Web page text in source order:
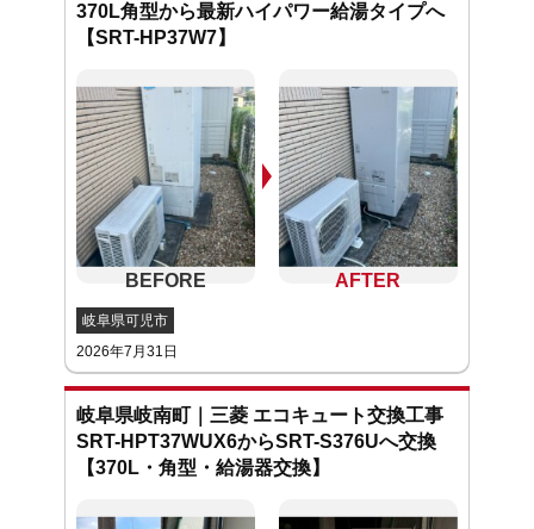
370L角型から最新ハイパワー給湯タイプへ
【SRT-HP37W7】
岐阜県可児市
2026年7月31日
岐阜県岐南町｜三菱 エコキュート交換工事
SRT-HPT37WUX6からSRT-S376Uへ交換
【370L・角型・給湯器交換】